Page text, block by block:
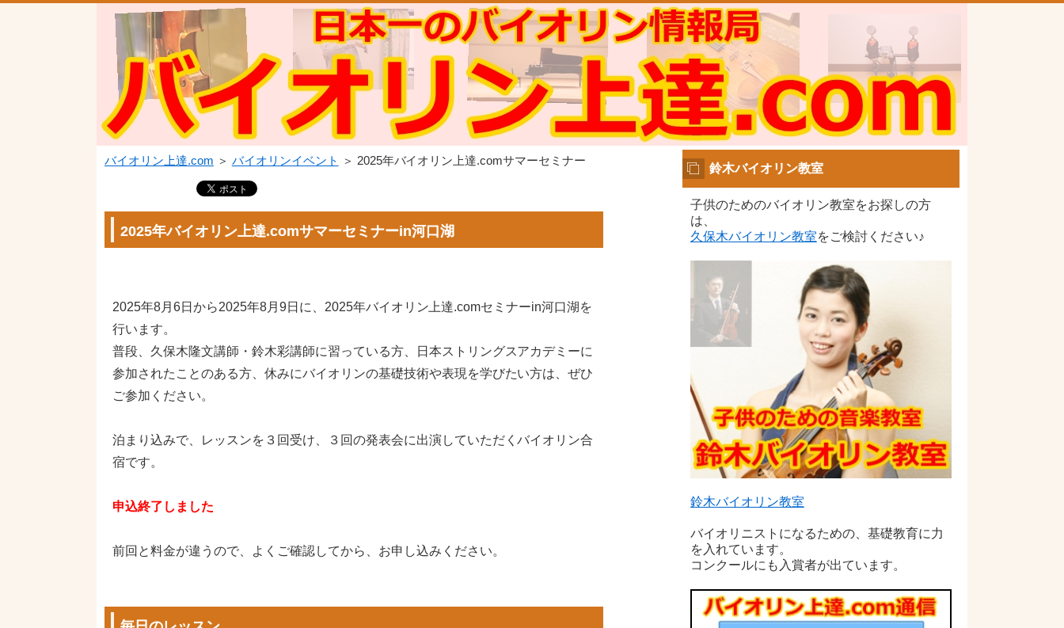
バイオリン上達.com ＞ バイオリンイベント ＞ 2025年バイオリン上達.comサマーセミナー
2025年バイオリン上達.comサマーセミナーin河口湖
2025年8月6日から2025年8月9日に、2025年バイオリン上達.comセミナーin河口湖を
行います。
普段、久保木隆文講師・鈴木彩講師に習っている方、日本ストリングスアカデミーに
参加されたことのある方、休みにバイオリンの基礎技術や表現を学びたい方は、ぜひ
ご参加ください。
泊まり込みで、レッスンを３回受け、３回の発表会に出演していただくバイオリン合
宿です。
申込終了しました
前回と料金が違うので、よくご確認してから、お申し込みください。
鈴木バイオリン教室
子供のためのバイオリン教室をお探しの方
は、
久保木バイオリン教室をご検討ください♪
鈴木バイオリン教室
バイオリニストになるための、基礎教育に力
を入れています。
コンクールにも入賞者が出ています。